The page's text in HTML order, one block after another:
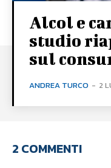
Alcol e
studio
sul
ANDREA TURCO - 2
2 COMMENTI